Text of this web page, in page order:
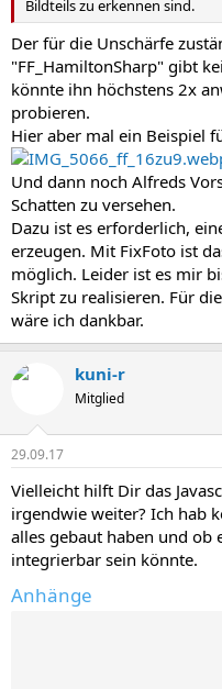
Bildteils zu erkennen sind.
Der für die Unschärfe
"FF_HamiltonSharp" gibt
könnte ihn höchstens 2x
probieren.
Hier aber mal ein Beispiel
Und dann noch Alfreds
Schatten zu versehen.
Dazu ist es erforderlich,
erzeugen. Mit FixFoto ist
möglich. Leider ist es mir
Skript zu realisieren. Für
wäre ich dankbar.
kuni-r
Mitglied
29.09.17
Vielleicht hilft Dir das
irgendwie weiter? Ich hab
alles gebaut haben und ob
integrierbar sein könnte.
Anhänge